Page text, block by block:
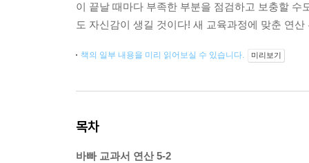
이 끝날 때마다 부족한 부분을 점검하고 보충할
도 자신감이 생길 것이다! 새 교육과정에 맞춘 연
책의 일부 내용을 미리 읽어보실 수 있습니다. 미리보기
목차
바빠 교과서 연산 5-2